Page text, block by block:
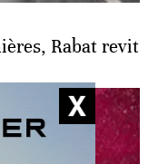
Rabat revit